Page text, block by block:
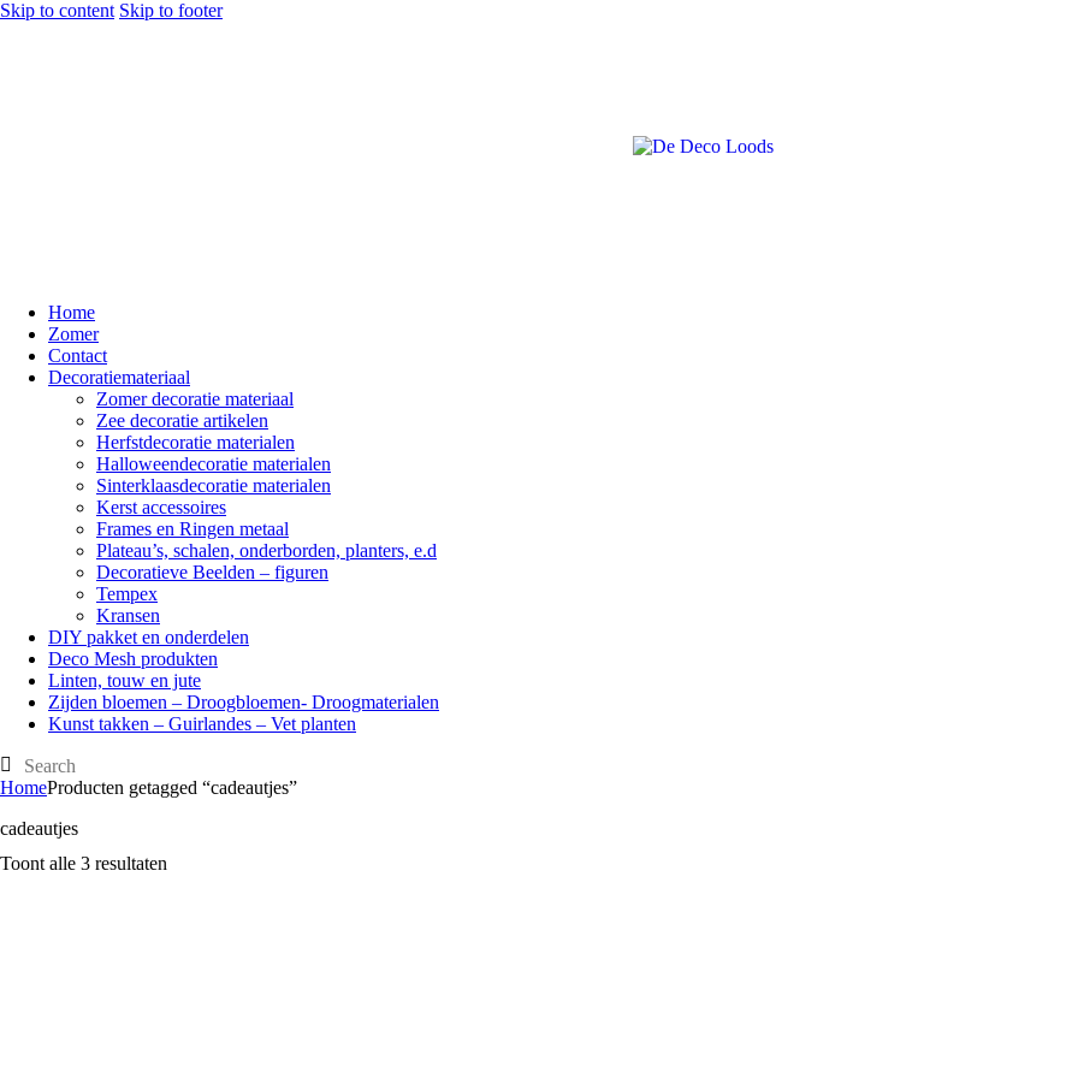
Skip to content Skip to footer
Home
Zomer
Contact
Decoratiemateriaal
Zomer decoratie materiaal
Zee decoratie artikelen
Herfstdecoratie materialen
Halloweendecoratie materialen
Sinterklaasdecoratie materialen
Kerst accessoires
Frames en Ringen metaal
Plateau’s, schalen, onderborden, planters, e.d
Decoratieve Beelden – figuren
Tempex
Kransen
DIY pakket en onderdelen
Deco Mesh produkten
Linten, touw en jute
Zijden bloemen – Droogbloemen- Droogmaterialen
Kunst takken – Guirlandes – Vet planten
HomeProducten getagged “cadeautjes”
cadeautjes
Toont alle 3 resultaten